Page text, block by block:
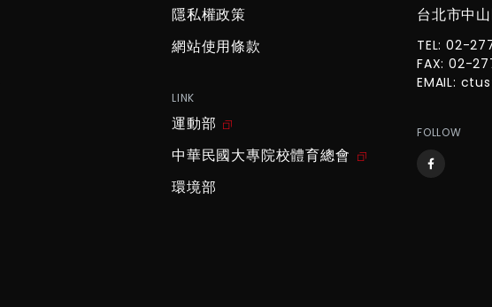
隱私權政策
網站使用條款
LINK
運動部
中華民國大專院校體育總會
環境部
台北市中
TEL: 02-
FAX: 02-
EMAIL:
FOLLOW